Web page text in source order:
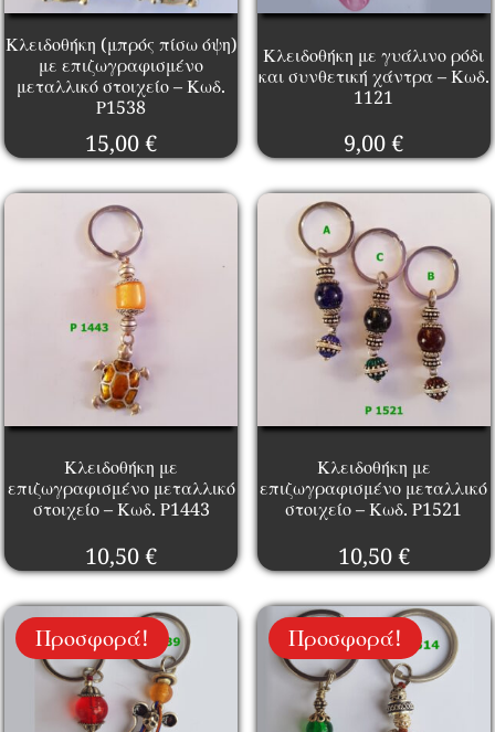
Κλειδοθήκη (μπρός πίσω όψη)
με επιζωγραφισμένο
μεταλλικό στοιχείο – Κωδ.
Ρ1538
15,00€
Κλειδοθήκη με γυάλινο ρόδι
και συνθετική χάντρα – Κωδ.
1121
9,00€
Κλειδοθήκη με
επιζωγραφισμένο μεταλλικό
στοιχείο – Κωδ. Ρ1443
10,50€
Κλειδοθήκη με
επιζωγραφισμένο μεταλλικό
στοιχείο – Κωδ. Ρ1521
10,50€
Προσφορά! Προσφορά!